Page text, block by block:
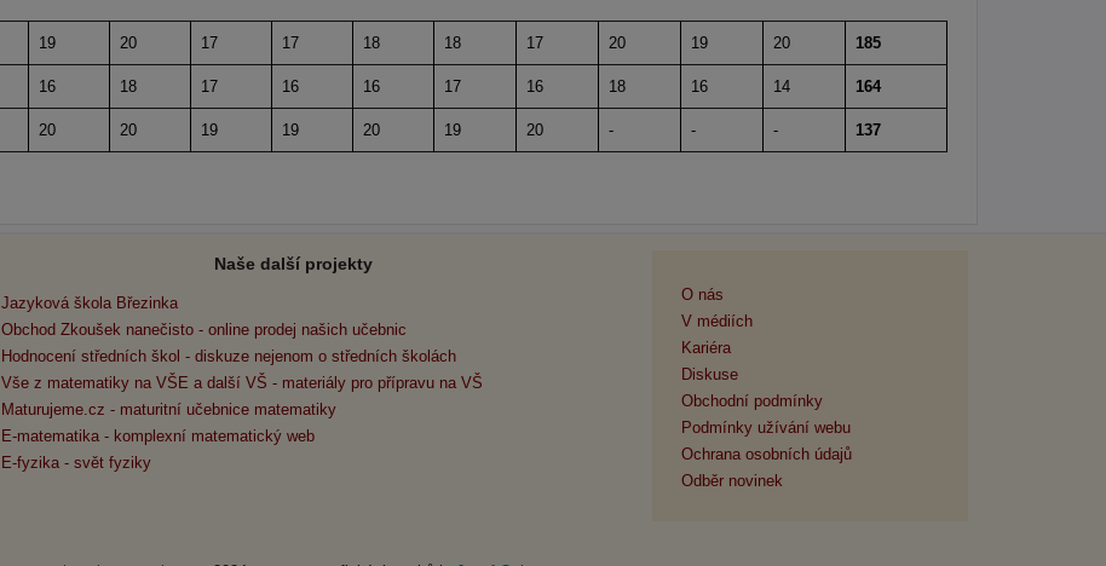
19 20 17 17 18 18 17 20 19 20 185
16 18 17 16 16 17 16 18 16 14 164
20 20 19 19 20 19 20 - - - 137
Naše další projekty
Jazyková škola Březinka
Obchod Zkoušek nanečisto - online prodej našich učebnic
Hodnocení středních škol - diskuze nejenom o středních školách
Vše z matematiky na VŠE a další VŠ - materiály pro přípravu na VŠ
Maturujeme.cz - maturitní učebnice matematiky
E-matematika - komplexní matematický web
E-fyzika - svět fyziky
O nás
V médiích
Kariéra
Diskuse
Obchodní podmínky
Podmínky užívání webu
Ochrana osobních údajů
Odběr novinek